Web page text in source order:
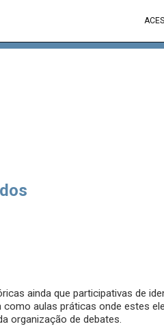
ainda que participativas de
aulas práticas onde estes
organização de debates.